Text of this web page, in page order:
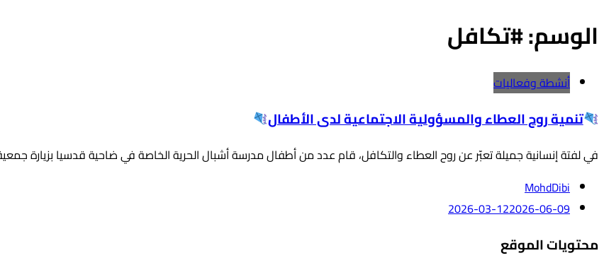
الوسم:#تكافل
أنشطة وفعاليات
تنمية روح العطاء والمسؤولية الاجتماعية لدى الأطفال
في لفتة إنسانية جميلة تعبّر عن روح العطاء والتكافل، قام عدد من أطفال مدرسة أشبال الحرية الخاصة في ضاحية قدسيا بزيارة جمعية
MohdDibi
2026-03-122026-06-09
محتويات الموقع